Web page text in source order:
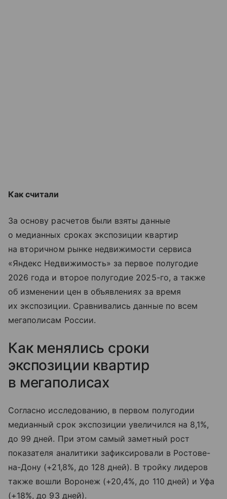
Как считали
За основу расчетов были взяты данные
о медианных сроках экспозиции квартир
на вторичном рынке недвижимости сервиса
«Яндекс Недвижимость» за первое полугодие
2026 года и второе полугодие 2025-го, а также
об изменении цен в объявлениях за время
их экспозиции. Сравнивались данные по всем
мегаполисам России.
Как менялись сроки
экспозиции квартир
в мегаполисах
Согласно исследованию, в первом полугодии
медианный срок экспозиции увеличился на 8,1%,
до 99 дней. При этом самый заметный рост
показателя аналитики зафиксировали в Ростове-
на-Дону (+21,8%, до 128 дней). В тройку лидеров
также вошли Воронеж (+20,4%, до 110 дней) и Уфа
(+18%, до 93 дней).